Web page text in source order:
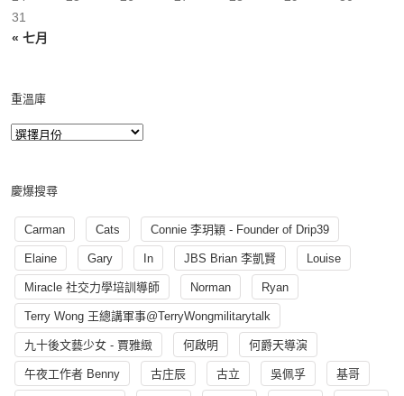
« 七月
31
重溫庫
慶爆搜尋
Carman Cats Connie 李玥穎 - Founder of Drip39
Elaine Gary In JBS Brian 李凱賢 Louise
Miracle 社交力學培訓導師 Norman Ryan
Terry Wong 王總講軍事@TerryWongmilitarytalk
九十後文藝少女 - 賈雅緻 何啟明 何爵天導演
午夜工作者 Benny 古庄辰 古立 吳佩孚 基哥